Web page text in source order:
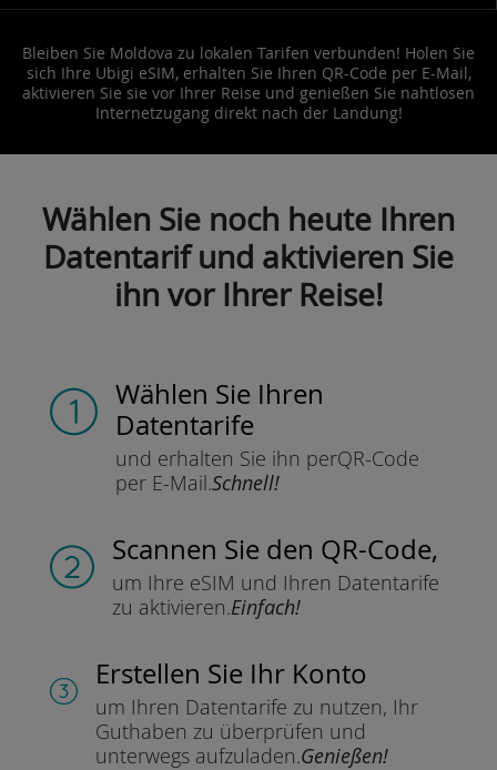
Bleiben Sie Moldova zu lokalen Tarifen verbunden! Holen Sie
sich Ihre Ubigi eSIM, erhalten Sie Ihren QR-Code per E-Mail,
aktivieren Sie sie vor Ihrer Reise und genießen Sie nahtlosen
Internetzugang direkt nach der Landung!
Wählen Sie noch heute Ihren
Datentarif und aktivieren Sie
ihn vor Ihrer Reise!
Wählen Sie Ihren
Datentarife
und erhalten Sie ihn perQR-Code
per E-Mail.Schnell!
Scannen Sie den QR-Code,
um Ihre eSIM und Ihren Datentarife
zu aktivieren.Einfach!
Erstellen Sie Ihr Konto
um Ihren Datentarife zu nutzen, Ihr
Guthaben zu überprüfen und
unterwegs aufzuladen.Genießen!